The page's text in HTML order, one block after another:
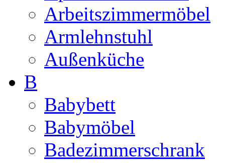
Arbeitszimmermöbel
Armlehnstuhl
Außenküche
B
Babybett
Babymöbel
Badezimmerschrank